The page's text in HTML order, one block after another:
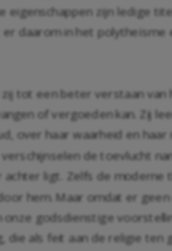
zijn ledige
daarom in het polytheïsme
tot een beter verstaan van
of vergoeden kan. Zij
over haar waarheid en
de toevlucht
ligt. Zelfs de
hem. Maar omdat er
godsdienstige
als feit aan de religie ten